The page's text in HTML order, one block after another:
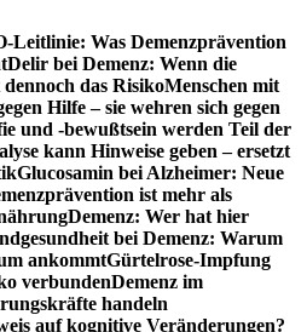
Leitlinie: Was Demenzprävention
Delir bei Demenz: Wenn die
das RisikoMenschen mit
Hilfe – sie wehren sich gegen
und -bewußtsein werden Teil der
kann Hinweise geben – ersetzt
Glucosamin bei Alzheimer: Neue
ist mehr als
Demenz: Wer hat hier
bei Demenz: Warum
ankommtGürtelrose-Impfung
verbundenDemenz im
handeln
auf kognitive Veränderungen?